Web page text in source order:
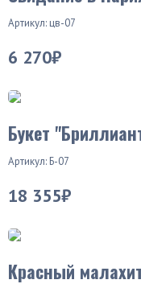
Артикул: цв-07
6 270₽
Букет
Артикул: Б-07
18 355₽
Красный